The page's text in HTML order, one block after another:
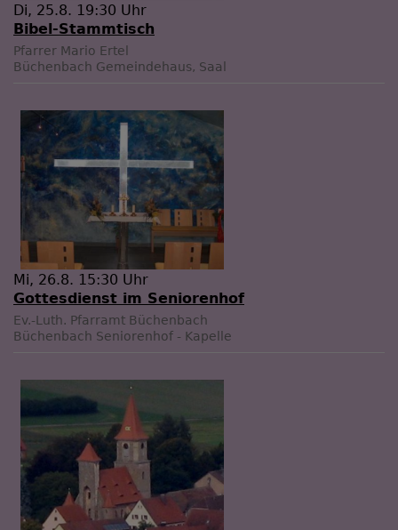
Di, 25.8. 19:30 Uhr
Bibel-Stammtisch
Pfarrer Mario Ertel
Büchenbach Gemeindehaus, Saal
Mi, 26.8. 15:30 Uhr
Gottesdienst im Seniorenhof
Ev.-Luth. Pfarramt Büchenbach
Büchenbach Seniorenhof - Kapelle